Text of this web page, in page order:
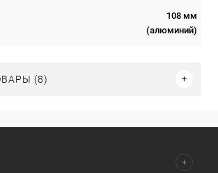
108 мм
(алюминий)
(8)